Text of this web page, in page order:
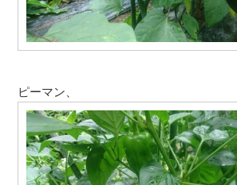
ピーマン、